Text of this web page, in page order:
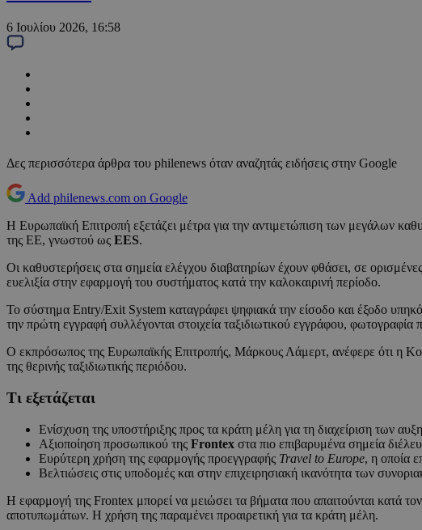
6 Ιουλίου 2026, 16:58
Δες περισσότερα άρθρα του philenews όταν αναζητάς ειδήσεις στην Google
Add philenews.com on Google
Η Ευρωπαϊκή Επιτροπή εξετάζει μέτρα για την αντιμετώπιση των μεγάλων
της ΕΕ, γνωστού ως EES.
Οι καθυστερήσεις στα σημεία ελέγχου διαβατηρίων έχουν φθάσει, σε
ευελιξία στην εφαρμογή του συστήματος κατά την καλοκαιρινή περίοδο.
Το σύστημα Entry/Exit System καταγράφει ψηφιακά την είσοδο και έξοδο
την πρώτη εγγραφή συλλέγονται στοιχεία ταξιδιωτικού εγγράφου,
Ο εκπρόσωπος της Ευρωπαϊκής Επιτροπής, Μάρκους Λάμερτ, ανέφερε ότι η
της θερινής ταξιδιωτικής περιόδου.
Τι εξετάζεται
Ενίσχυση της υποστήριξης προς τα κράτη μέλη για τη διαχείριση των
Αξιοποίηση προσωπικού της Frontex στα πιο επιβαρυμένα σημεία
Ευρύτερη χρήση της εφαρμογής προεγγραφής Travel to Europe, η οποία
Βελτιώσεις στις υποδομές και στην επιχειρησιακή ικανότητα των
Η εφαρμογή της Frontex μπορεί να μειώσει τα βήματα που απαιτούνται κατά
αποτυπωμάτων. Η χρήση της παραμένει προαιρετική για τα κράτη μέλη.